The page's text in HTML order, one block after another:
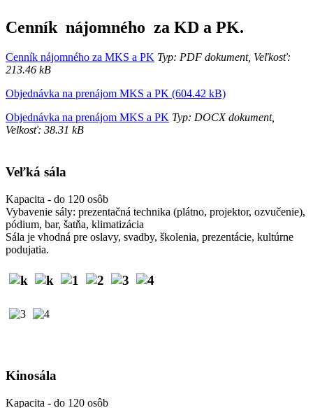
Cenník nájomného za KD a PK.
Cenník nájomného za MKS a PK Typ: PDF dokument, Veľkosť:
213.46 kB
Objednávka na prenájom MKS a PK (604.42 kB)
Objednávka na prenájom MKS a PK Typ: DOCX dokument,
Velkosť: 38.31 kB
Veľká sála
Kapacita - do 120 osôb
Vybavenie sály: prezentačná technika (plátno, projektor, ozvučenie),
pódium, bar, šatňa, klimatizácia
Sála je vhodná pre oslavy, svadby, školenia, prezentácie, kultúrne
podujatia.
Kinosála
Kapacita - do 120 osôb